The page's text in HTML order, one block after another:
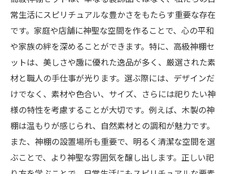
常生活にスピリチュアルな豊かさをもたらす重要な存在
です。家庭や店舗に神聖な空間を作ることで、心の平和
や家族の絆を深めることができます。特に、高級神棚セ
ットは、美しさや趣に優れた逸品が多く、厳選された素
材と職人の手仕事が光ります。選ぶ際には、デザインだ
けでなく、素材や色合い、サイズ、さらには祀りたい神
様の特性を考慮することが大切です。例えば、木製の神
棚は温もりが感じられ、自然素材との調和が魅力です。
また、神棚の設置場所も重要で、明るく清潔な空間を選
ぶことで、より神聖な雰囲気を醸し出します。正しい祀